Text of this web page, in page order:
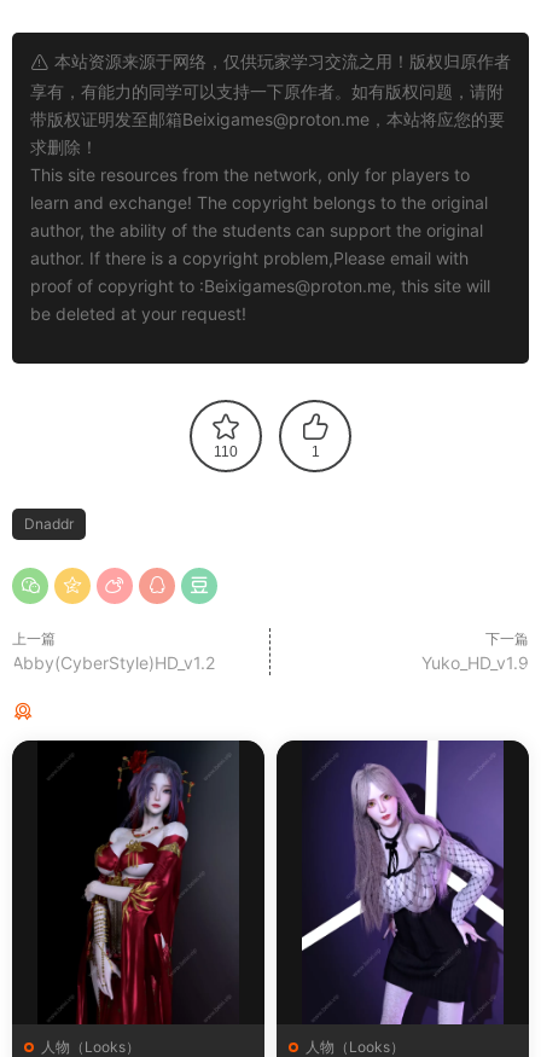
本站资源来源于网络，仅供玩家学习交流之用！版权归原作者
享有，有能力的同学可以支持一下原作者。如有版权问题，请附
带版权证明发至邮箱Beixigames@proton.me ，本站将应您的要
求删除！
This site resources from the network, only for players to
learn and exchange! The copyright belongs to the original
author, the ability of the students can support the original
author. If there is a copyright problem,Please email with
proof of copyright to :Beixigames@proton.me, this site will
be deleted at your request!
110 1
Dnaddr
上一篇
Abby(CyberStyle)HD_v1.2
下一篇
Yuko_HD_v1.9
人物（Looks） 人物（Looks）